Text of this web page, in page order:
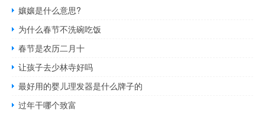
孃孃是什么意思?
为什么春节不洗碗吃饭
春节是农历二月十
让孩子去少林寺好吗
最好用的婴儿理发器是什么牌子的
过年干哪个致富